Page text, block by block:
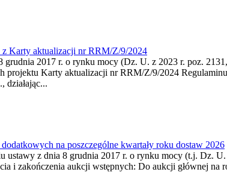
Karty aktualizacji nr RRM/Z/9/2024
2017 r. o rynku mocy (Dz. U. z 2023 r. poz.
projektu Karty aktualizacji nr RRM/Z/9/2024
działając...
na poszczególne kwartały roku dostaw 2026
z dnia 8 grudnia 2017 r. o rynku mocy (t.j. Dz.
i zakończenia aukcji wstępnych: Do aukcji głównej na